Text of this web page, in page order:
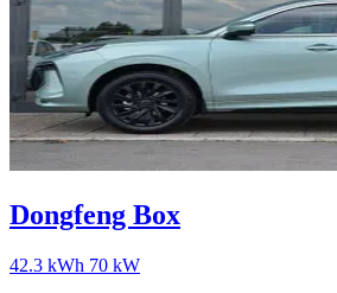
Dongfeng Box
42.3 kWh 70 kW